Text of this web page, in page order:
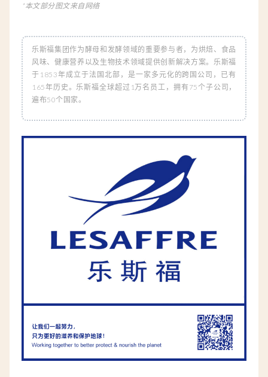
*本文部分图文来自网络
乐斯福集团作为酵母和发酵领域的重要参与者，为烘焙、食品
风味、健康营养以及生物技术领域提供创新解决方案。乐斯福
于1853年成立于法国北部，是一家多元化的跨国公司，已有
165年历史。乐斯福全球超过1万名员工，拥有75个子公司，
遍布50个国家。